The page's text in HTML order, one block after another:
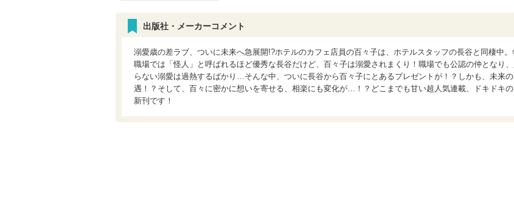
出版社・メーカーコメント
溺愛歳の差ラブ、ついに未来へ急展開!?ホテルのカフェ店員の百々子は、ホテルスタッフの長谷と同棲中。
職場では「怪人」と呼ばれるほど優秀な長谷だけど、百々子は溺愛されまくり！職場でも公認の仲となり
らない溺愛は過熱するばかり…そんな中、ついに長谷から百々子にとあるプレゼントが！？しかも、未来
遇！？そして、百々に密かに想いを寄せる、相楽にも変化が…！？どこまでも甘い超人気連載、ドキドキ
新刊です！